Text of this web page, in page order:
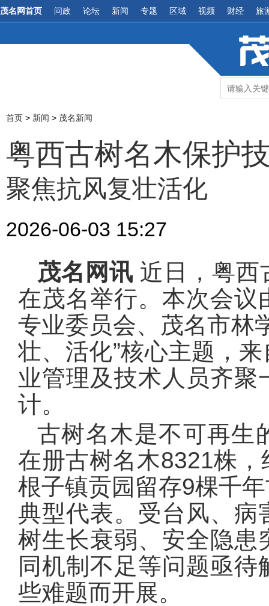
茂名网首页 问政 论坛 新闻 专题 区域 视频 财经 旅
首页 > 新闻 > 茂名新闻
粤西古树名木保护
聚焦抗风复壮活化
2026-06-03 15:27
茂名网讯 近日，粤西
在茂名举行。本次会议
专业委员会、茂名市林
壮、活化”核心主题，
业管理及技术人员齐
计。
古树名木是不可再生
在册古树名木8321株
根子镇贡园留存9棵千
典型代表。受台风、病
树生长衰弱、安全隐患
同机制不足等问题亟
些难题而开展。